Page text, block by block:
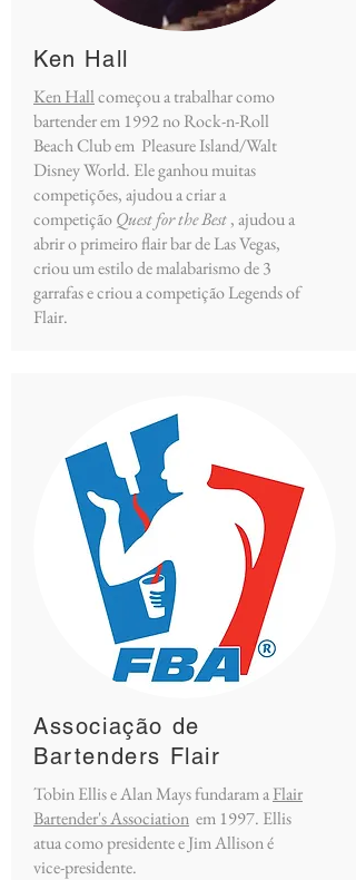
Ken Hall
Ken Hallcomeçou a trabalhar como
bartender em 1992 no Rock-n-Roll
Beach Club em Pleasure Island/Walt
Disney World. Ele ganhou muitas
competições, ajudou a criar a
competiçãoQuest for the Best, ajudou a
abrir o primeiro flair bar de Las Vegas,
criou um estilo de malabarismo de 3
garrafas e criou a competição Legends of
Flair.
Associação de
Bartenders Flair
Tobin Ellis e Alan Mays fundaram aFlair
Bartender's Association em 1997. Ellis
atua como presidente e Jim Allison é
vice-presidente.